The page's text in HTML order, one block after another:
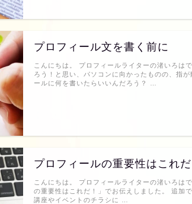
プロフィール文を書く前に
こんにちは。 プロフィールライターの渚いろは
ろう！と思い、パソコンに向かったものの、指
ールに何を書いたらいいんだろう？ …
プロフィールの重要性はこれ
こんにちは。 プロフィールライターの渚いろは
の重要性はこれだ！」でお伝えしました。 追加
講座やイベントのチラシに …